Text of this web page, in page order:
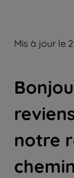
Mis à jour le
notre